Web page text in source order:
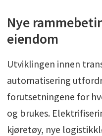
Nye
eiendom
Utviklingen innen
automatisering
forutsetningene for
og brukes.
kjøretøy, nye